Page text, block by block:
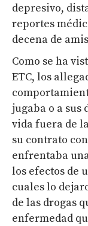
depresivo,
reportes
decena de
Como se ha
ETC, los
jugaba o a
vida fuera de
su contrato
enfrentaba
los efectos de
cuales lo
de las drogas
enfermedad